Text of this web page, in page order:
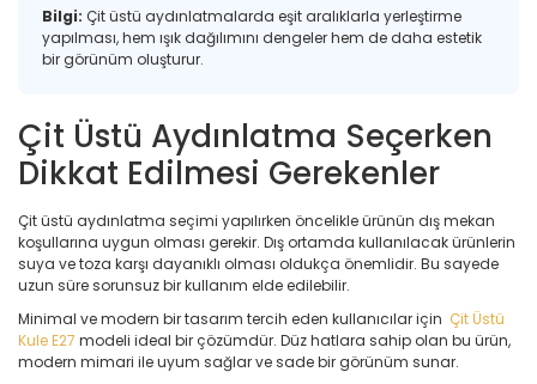
Bilgi: Çit üstü aydınlatmalarda eşit aralıklarla yerleştirme
yapılması, hem ışık dağılımını dengeler hem de daha estetik
bir görünüm oluşturur.
Çit Üstü Aydınlatma Seçerken
Dikkat Edilmesi Gerekenler
Çit üstü aydınlatma seçimi yapılırken öncelikle ürünün dış mekan
koşullarına uygun olması gerekir. Dış ortamda kullanılacak ürünlerin
suya ve toza karşı dayanıklı olması oldukça önemlidir. Bu sayede
uzun süre sorunsuz bir kullanım elde edilebilir.
Minimal ve modern bir tasarım tercih eden kullanıcılar için Çit Üstü
Kule E27 modeli ideal bir çözümdür. Düz hatlara sahip olan bu ürün,
modern mimari ile uyum sağlar ve sade bir görünüm sunar.